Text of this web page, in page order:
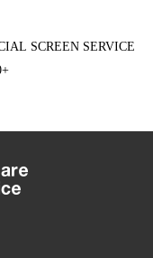
SCREEN SERVICE